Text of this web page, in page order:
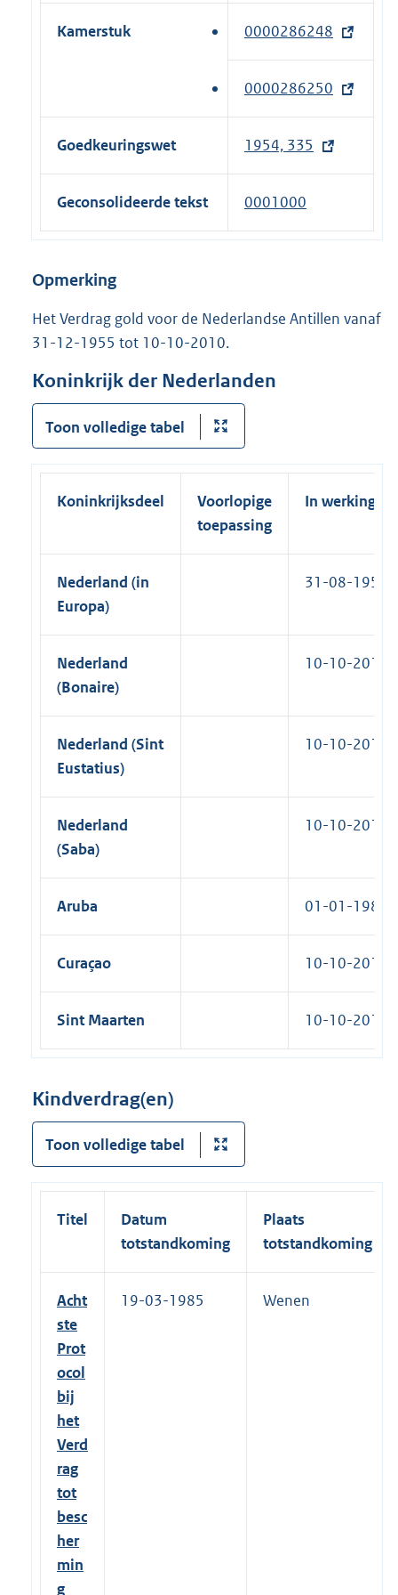
k
n
e
n
)
r
n
e
n
)
Kamerstuk 0000286248
e
r
n
)
0000286250
e
x
n
n
Goedkeuringswet 1954, 335
Geconsolideerde tekst 0001000
Opmerking
Het Verdrag gold voor de Nederlandse Antillen vanaf
31-12-1955 tot 10-10-2010.
Koninkrijk der Nederlanden
Toon volledige tabel
Koninkrijksdeel
Voorlopige
toepassing
In werking
Nederland (in
Europa)
31-08-1954
Nederland
(Bonaire)
10-10-2010
Nederland (Sint
Eustatius)
10-10-2010
Nederland
(Saba)
10-10-2010
Aruba 01-01-1986
Curaçao 10-10-2010
Sint Maarten 10-10-2010
Kindverdrag(en)
Toon volledige tabel
Titel
Datum
totstandkoming
Plaats
totstandkoming
Acht
ste
Prot
ocol
bij
het
Verd
rag
tot
besc
her
min
g
19-03-1985 Wenen